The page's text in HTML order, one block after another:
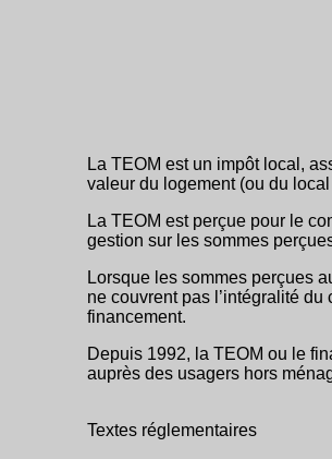
La TEOM est un impôt local,
valeur du logement (ou du
La TEOM est perçue pour le
gestion sur les sommes
Lorsque les sommes perçues
ne couvrent pas l’intégralité
financement.
Depuis 1992, la TEOM ou le
auprès des usagers hors
Textes réglementaires